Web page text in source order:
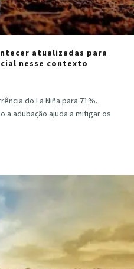
atualizadas para
nesse contexto
do La Niña para 71%.
a adubação ajuda a mitigar os